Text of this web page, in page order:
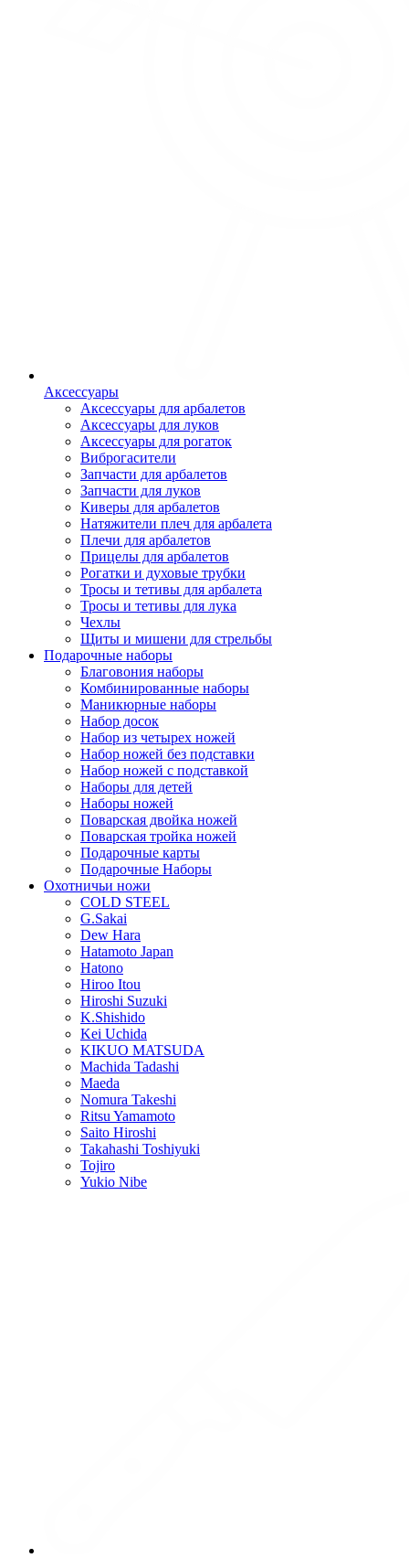
Аксессуары
Аксессуары для арбалетов
Аксессуары для луков
Аксессуары для рогаток
Виброгасители
Запчасти для арбалетов
Запчасти для луков
Киверы для арбалетов
Натяжители плеч для арбалета
Плечи для арбалетов
Прицелы для арбалетов
Рогатки и духовые трубки
Тросы и тетивы для арбалета
Тросы и тетивы для лука
Чехлы
Щиты и мишени для стрельбы
Подарочные наборы
Благовония наборы
Комбинированные наборы
Маникюрные наборы
Набор досок
Набор из четырех ножей
Набор ножей без подставки
Набор ножей с подставкой
Наборы для детей
Наборы ножей
Поварская двойка ножей
Поварская тройка ножей
Подарочные карты
Подарочные Наборы
Охотничьи ножи
COLD STEEL
G.Sakai
Dew Hara
Hatamoto Japan
Hatono
Hiroo Itou
Hiroshi Suzuki
K.Shishido
Kei Uchida
KIKUO MATSUDA
Machida Tadashi
Maeda
Nomura Takeshi
Ritsu Yamamoto
Saito Hiroshi
Takahashi Toshiyuki
Tojiro
Yukio Nibe